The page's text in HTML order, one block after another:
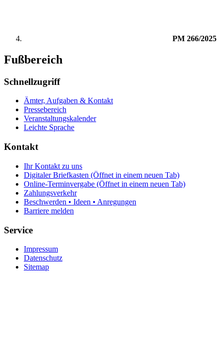
PM 266/2025
Fußbereich
Schnellzugriff
Ämter, Aufgaben & Kontakt
Pressebereich
Veranstaltungskalender
Leichte Sprache
Kontakt
Ihr Kontakt zu uns
Digitaler Briefkasten (Öffnet in einem neuen Tab)
Online-Terminvergabe (Öffnet in einem neuen Tab)
Zahlungsverkehr
Beschwerden • Ideen • Anregungen
Barriere melden
Service
Impressum
Datenschutz
Sitemap